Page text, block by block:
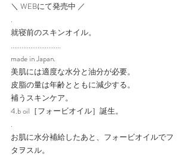
＼ WEBにて発売中 ／
.
就寝前のスキンオイル。
............................
made in Japan.
美肌には適度な水分と油分が必要。
皮脂の量は年齢とともに減少する。​
補うスキンケア。
4.b oil［フォービオイル］誕生。
.
お肌に水分補給したあと、フォービオイルでフ
タヲスル。